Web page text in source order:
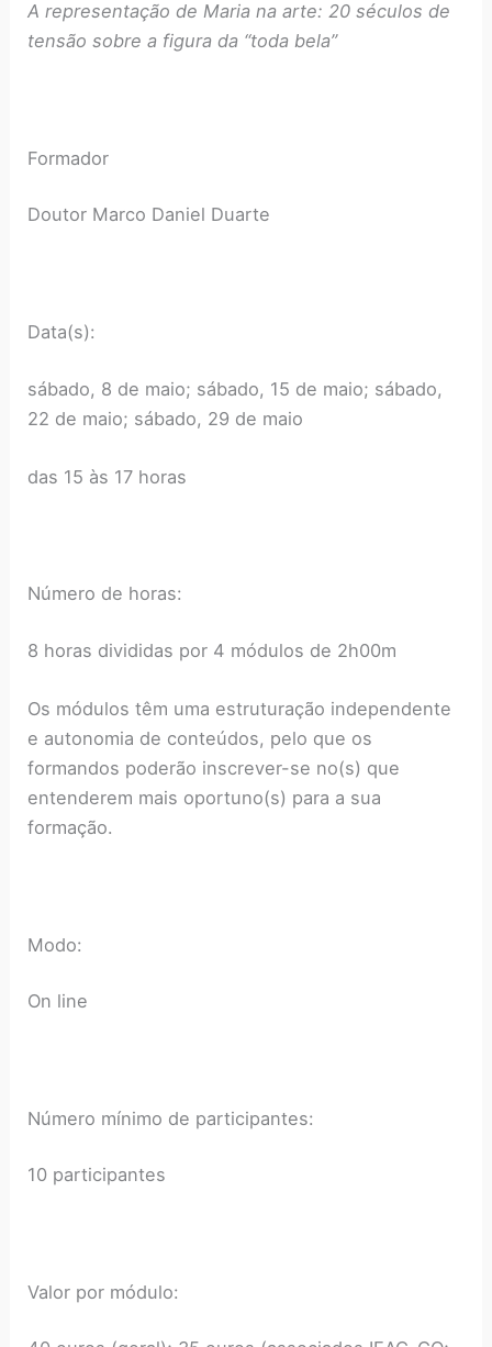
A representação de Maria na arte: 20 séculos de
tensão sobre a figura da “toda bela”
Formador
Doutor Marco Daniel Duarte
Data(s):
sábado, 8 de maio; sábado, 15 de maio; sábado,
22 de maio; sábado, 29 de maio
das 15 às 17 horas
Número de horas:
8 horas divididas por 4 módulos de 2h00m
Os módulos têm uma estruturação independente
e autonomia de conteúdos, pelo que os
formandos poderão inscrever-se no(s) que
entenderem mais oportuno(s) para a sua
formação.
Modo:
On line
Número mínimo de participantes:
10 participantes
Valor por módulo: